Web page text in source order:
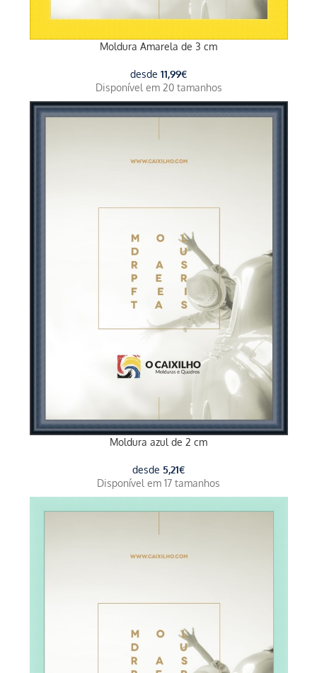
Moldura Amarela de 3 cm
desde 11,99€
Disponível em 20 tamanhos
Moldura azul de 2 cm
desde 5,21€
Disponível em 17 tamanhos